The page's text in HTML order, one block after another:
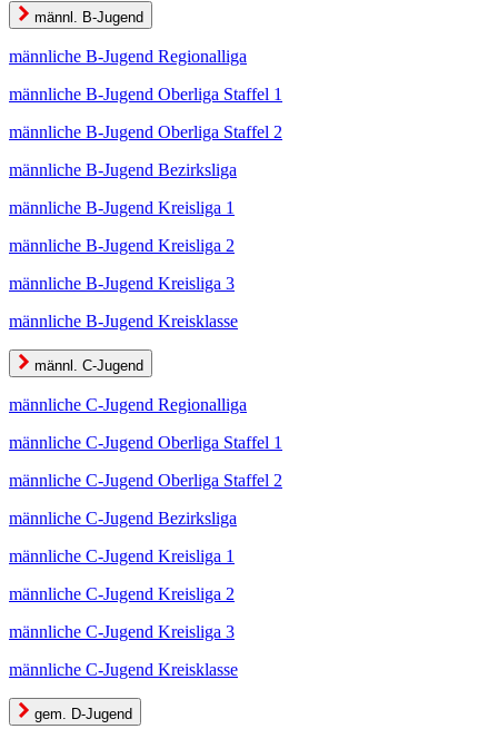
männl. B-Jugend
männliche B-Jugend Regionalliga
männliche B-Jugend Oberliga Staffel 1
männliche B-Jugend Oberliga Staffel 2
männliche B-Jugend Bezirksliga
männliche B-Jugend Kreisliga 1
männliche B-Jugend Kreisliga 2
männliche B-Jugend Kreisliga 3
männliche B-Jugend Kreisklasse
männl. C-Jugend
männliche C-Jugend Regionalliga
männliche C-Jugend Oberliga Staffel 1
männliche C-Jugend Oberliga Staffel 2
männliche C-Jugend Bezirksliga
männliche C-Jugend Kreisliga 1
männliche C-Jugend Kreisliga 2
männliche C-Jugend Kreisliga 3
männliche C-Jugend Kreisklasse
gem. D-Jugend